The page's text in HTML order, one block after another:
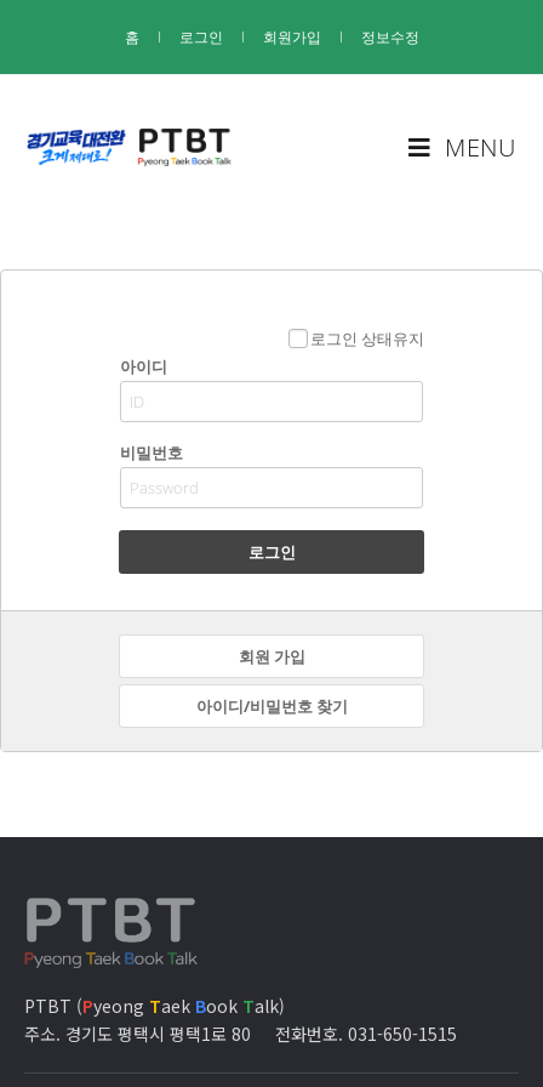
홈 I 로그인 I 회원가입 I 정보수정
MENU
로그인 상태유지
아이디
비밀번호
로그인
회원 가입
아이디/비밀번호 찾기
PTBT (Pyeong Taek Book Talk)
주소. 경기도 평택시 평택1로 80
전화번호. 031-650-1515